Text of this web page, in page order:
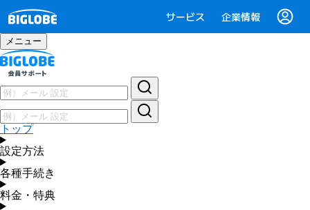
サービス 企業情報
メニュー
トップ
設定方法
各種手続き
料金・特典